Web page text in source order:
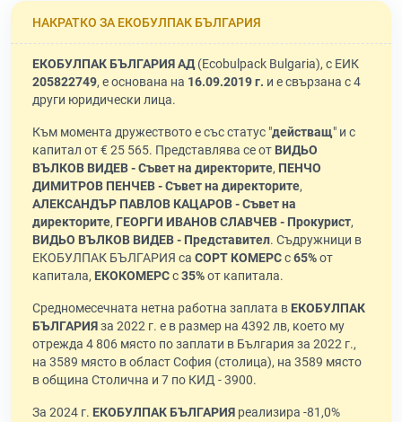
НАКРАТКО ЗА ЕКОБУЛПАК БЪЛГАРИЯ
ЕКОБУЛПАК БЪЛГАРИЯ АД(Ecobulpack Bulgaria), с ЕИК
205822749, е основана на 16.09.2019 г. и е свързана с 4
други юридически лица.
Към момента дружеството е със статус "действащ" и с
капитал от € 25 565. Представлява се от ВИДЬО
ВЪЛКОВ ВИДЕВ - Съвет на директорите, ПЕНЧО
ДИМИТРОВ ПЕНЧЕВ - Съвет на директорите,
АЛЕКСАНДЪР ПАВЛОВ КАЦАРОВ - Съвет на
директорите, ГЕОРГИ ИВАНОВ СЛАВЧЕВ - Прокурист,
ВИДЬО ВЪЛКОВ ВИДЕВ - Представител. Съдружници в
ЕКОБУЛПАК БЪЛГАРИЯ са СОРТ КОМЕРСс65%от
капитала, ЕКОКОМЕРСс35%от капитала.
Средномесечната нетна работна заплата в ЕКОБУЛПАК
БЪЛГАРИЯза 2022 г. е в размер на 4392 лв, което му
отрежда 4 806 място по заплати в България за 2022 г.,
на 3589 място в област София (столица), на 3589 място
в община Столична и 7 по КИД - 3900.
За 2024 г. ЕКОБУЛПАК БЪЛГАРИЯ реализира -81,0%